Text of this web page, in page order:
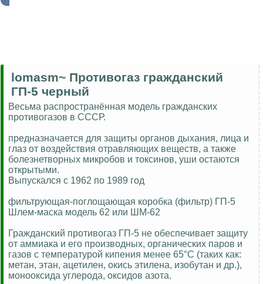
lomasm~ Противогаз гражданский
ГП-5 черный
Весьма распространённая модель гражданских
противогазов в СССР.
предназначается для защиты органов дыхания, лица и
глаз от воздействия отравляющих веществ, а также
болезнетворных микробов и токсинов, уши остаются
открытыми.
Выпускался с 1962 по 1989 год
фильтрующая-поглощающая коробка (фильтр) ГП-5
Шлем-маска модель 62 или ШМ-62
Гражданский противогаз ГП-5 не обеспечивает защиту
от аммиака и его производных, органических паров и
газов с температурой кипения менее 65°С (таких как:
метан, этан, ацетилен, окись этилена, изобутан и др.),
монооксида углерода, оксидов азота.